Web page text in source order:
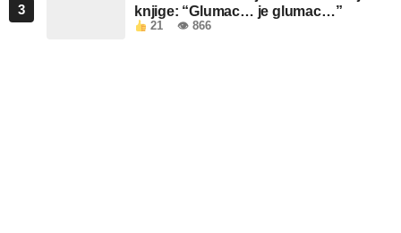
3
knjige: “Glumac… je glumac…”
21 👁 866